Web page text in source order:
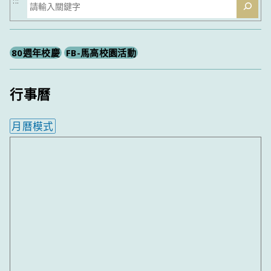
尋
80週年校慶 FB-馬高校園活動
行事曆
月曆模式